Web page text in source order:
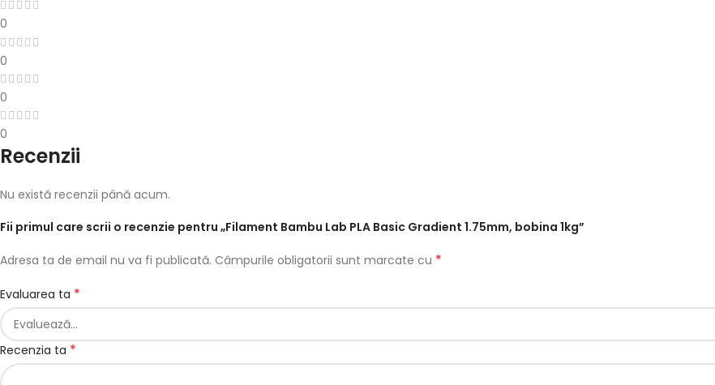
0
0
0
0
Recenzii
Nu există recenzii până acum.
Fii primul care scrii o recenzie pentru „Filament Bambu Lab PLA Basic Gradient 1.75mm, bobina 1kg”
Adresa ta de email nu va fi publicată. Câmpurile obligatorii sunt marcate cu *
Evaluarea ta *
Recenzia ta *